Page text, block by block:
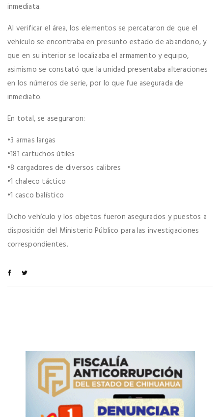
inmediata.
Al verificar el área, los elementos se percataron de que el
vehículo se encontraba en presunto estado de abandono, y
que en su interior se localizaba el armamento y equipo,
asimismo se constató que la unidad presentaba alteraciones
en los números de serie, por lo que fue asegurada de
inmediato.
En total, se aseguraron:
​•​3 armas largas
​•​181 cartuchos útiles
​•​8 cargadores de diversos calibres
​•​1 chaleco táctico
​•​1 casco balístico
Dicho vehículo y los objetos fueron asegurados y puestos a
disposición del Ministerio Público para las investigaciones
correspondientes.